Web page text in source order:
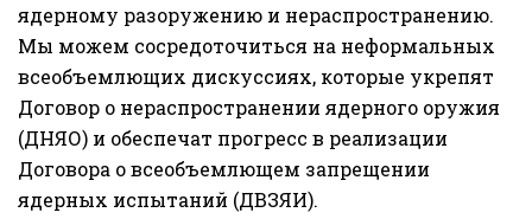
ядерному разоружению и нераспространению.
Мы можем сосредоточиться на неформальных
всеобъемлющих дискуссиях, которые укрепят
Договор о нераспространении ядерного оружия
(ДНЯО) и обеспечат прогресс в реализации
Договора о всеобъемлющем запрещении
ядерных испытаний (ДВЗЯИ).